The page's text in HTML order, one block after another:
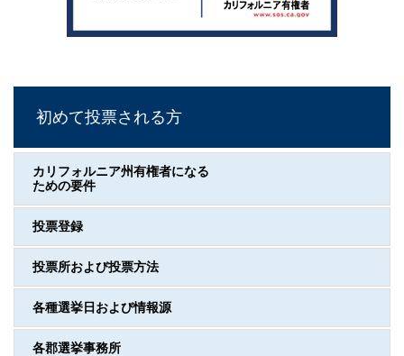
初めて投票される方
カリフォルニア州有権者になる
ための要件
投票登録
投票所および投票方法
各種選挙日および情報源
各郡選挙事務所